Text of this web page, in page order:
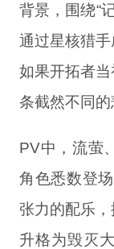
背景，围绕“
通过星核猎
如果开拓者
条截然不同的
PV中，流萤
角色悉数登场
张力的配乐
升格为毁灭